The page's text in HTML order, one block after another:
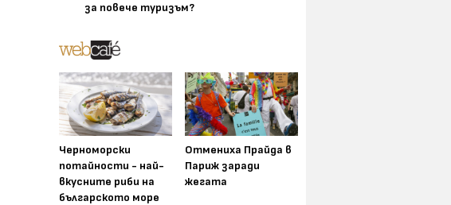
за повече туризъм?
Черноморски
потайности - най-
вкусните риби на
българското море
Отмениха Прайда в
Париж заради
жегата